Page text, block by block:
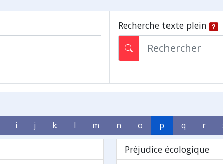
Recherche texte plein
i j k l m n o p q r
Préjudice écologique